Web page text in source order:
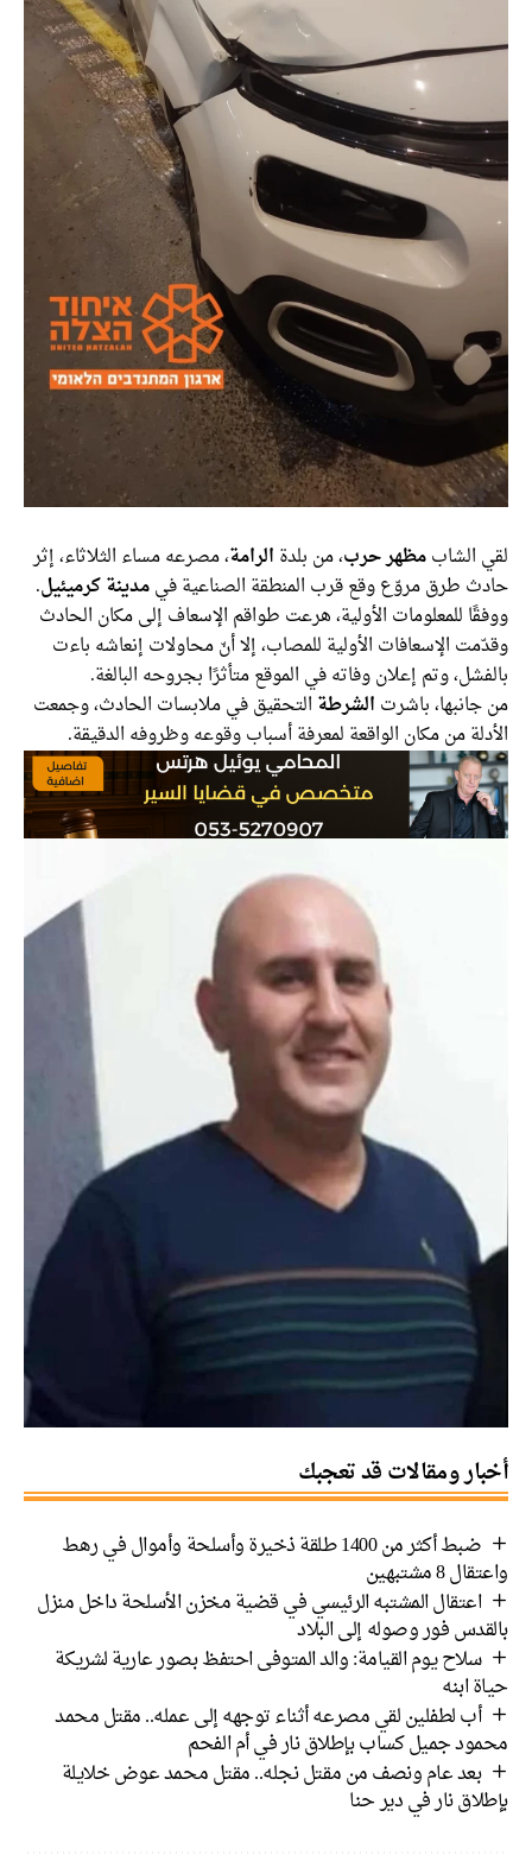
لقي الشابمظهر حرب، من بلدة الرامة، مصرعه مساء الثلاثاء، إثر
حادث طرق مروّع وقع قرب المنطقة الصناعية فيمدينة كرميئيل.
ووفقًا للمعلومات الأولية، هرعت طواقم الإسعاف إلى مكان الحادث
وقدّمت الإسعافات الأولية للمصاب، إلا أنّ محاولات إنعاشه باءت
بالفشل، وتم إعلان وفاته في الموقع متأثرًا بجروحه البالغة.
من جانبها، باشرت الشرطة التحقيق في ملابسات الحادث، وجمعت
الأدلة من مكان الواقعة لمعرفة أسباب وقوعه وظروفه الدقيقة.
أخبار ومقالات قد تعجبك
ضبط أكثر من 1400 طلقة ذخيرة وأسلحة وأموال في رهط
واعتقال 8 مشتبهين
اعتقال المشتبه الرئيسي في قضية مخزن الأسلحة داخل منزل
بالقدس فور وصوله إلى البلاد
سلاح يوم القيامة: والد المتوفى احتفظ بصور عارية لشريكة
حياة ابنه
أب لطفلين لقي مصرعه أثناء توجهه إلى عمله.. مقتل محمد
محمود جميل كساب بإطلاق نار في أم الفحم
بعد عام ونصف من مقتل نجله.. مقتل محمد عوض خلايلة
بإطلاق نار في دير حنا